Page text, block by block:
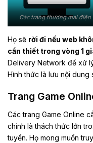
Các trang thương mại
Họ sẽ rời đi nếu web
cần thiết trong vòng 1
Delivery Network để xử
Hình thức là lưu nội dung
Trang Game
Các trang Game Online
chính là thách thức lớn
tuyến. Họ mong muốn